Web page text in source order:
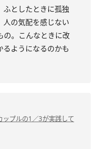
ふとしたときに孤独
人の気配を感じない
の。こんなときに改
るようになるのかも
ップルの1／3が実践して